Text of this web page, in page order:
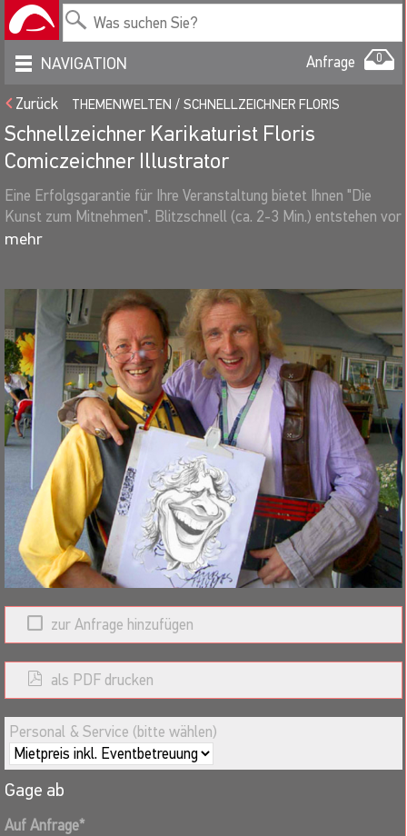
NAVIGATION Anfrage 0
Zurück THEMENWELTEN SCHNELLZEICHNER FLORIS
Schnellzeichner Karikaturist Floris
Comiczeichner Illustrator
Eine Erfolgsgarantie für Ihre Veranstaltung bietet Ihnen "Die
Kunst zum Mitnehmen". Blitzschnell (ca. 2-3 Min.) entstehen vor
Ihren Augen pfiffige Karikaturen und ausdrucksstarke Portraits.
gewünscht mit Moderation.
Papier: ca.160g/m², weiß matt gestrichen, Format: DIN A3.
Zeichenmaterial: schwarze Pinselstifte, soforttrocknend,
wischfest.
Brandingoptionen:
Die Zeichenblätter (bis DIN A3) können optional mit dem Logo
und/oder Slogan des Veranstalters versehen werden.
zur Anfrage hinzufügen
als PDF drucken
Personal & Service (bitte wählen)
Gage ab
Auf Anfrage*